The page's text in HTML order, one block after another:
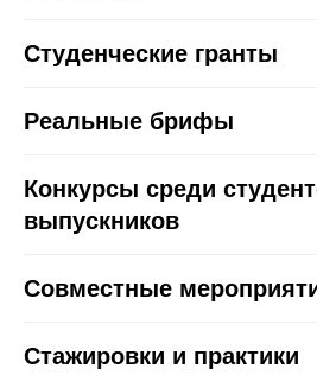
Студенческие гранты
Реальные брифы
Конкурсы среди
выпускников
Совместные
Стажировки и практики
©2026. Все права защищены
INFO@SCREAM.SCHOOL